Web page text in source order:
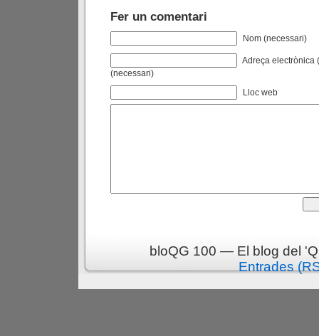
Fer un comentari
Nom (necessari)
Adreça electrònica
(necessari)
Lloc web
bloQG 100 — El blog del
Entrades